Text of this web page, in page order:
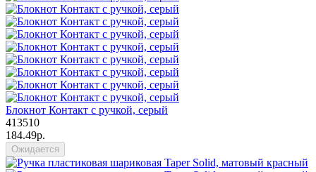
Блокнот Контакт с ручкой, серый
413510
184.49р.
Ожидается